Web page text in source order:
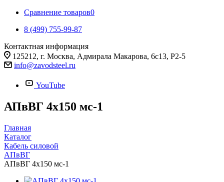
Сравнение товаров0
8 (499) 755-99-87
Контактная информация
125212, г. Москва, Адмирала Макарова, 6с13, Р2-5
info@zavodsteel.ru
YouTube
АПвВГ 4х150 мс-1
Главная
Каталог
Кабель силовой
АПвВГ
АПвВГ 4х150 мс-1